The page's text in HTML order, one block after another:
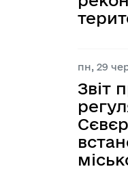
пн, 29
Звіт